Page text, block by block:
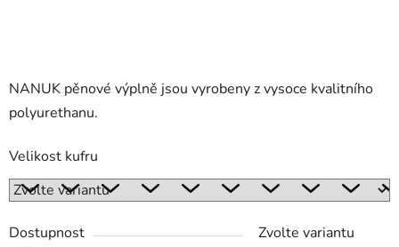
NANUK pěnové výplně jsou vyrobeny z vysoce kvalitního
polyurethanu.
Velikost kufru
Dostupnost
Zvolte variantu